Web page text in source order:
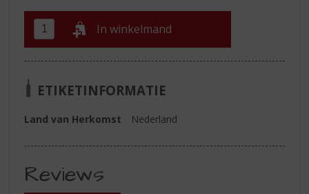
In winkelmand
ETIKETINFORMATIE
Land van Herkomst Nederland
Reviews